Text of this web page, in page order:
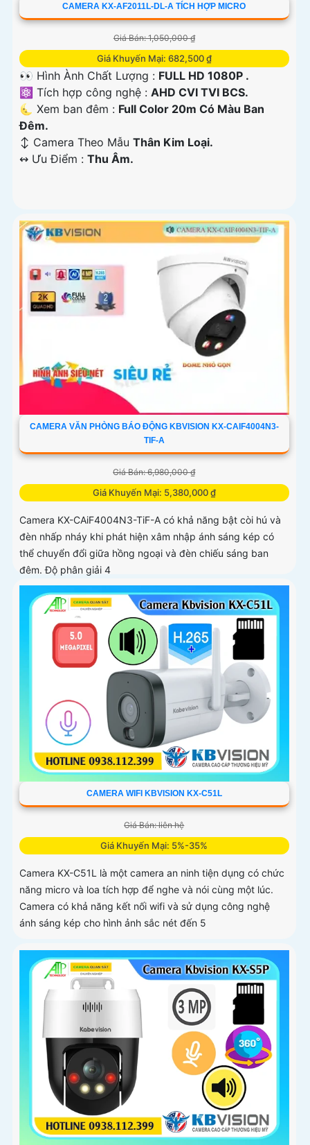
CAMERA KX-AF2011L-DL-A TÍCH HỢP MICRO
Giá Bán: 1,050,000 ₫
Giá Khuyến Mại: 682,500 ₫
👀 Hình Ành Chất Lượng : FULL HD 1080P .
⚛️ Tích hợp công nghệ : AHD CVI TVI BCS.
🌜 Xem ban đêm : Full Color 20m Có Màu Ban
Đêm.
↕️ Camera Theo Mẫu Thân Kim Loại.
️↭ Ưu Điểm : Thu Âm.
CAMERA VĂN PHÒNG BÁO ĐỘNG KBVISION KX-CAIF4004N3-
TIF-A
Giá Bán: 6,980,000 ₫
Giá Khuyến Mại: 5,380,000 ₫
Camera KX-CAiF4004N3-TiF-A có khả năng bật còi hú và
đèn nhấp nháy khi phát hiện xâm nhập ánh sáng kép có
thể chuyển đổi giữa hồng ngoại và đèn chiếu sáng ban
đêm. Độ phân giải 4
CAMERA WIFI KBVISION KX-C51L
Giá Bán: liên hệ
Giá Khuyến Mại: 5%-35%
Camera KX-C51L là một camera an ninh tiện dụng có chức
năng micro và loa tích hợp để nghe và nói cùng một lúc.
Camera có khả năng kết nối wifi và sử dụng công nghệ
ánh sáng kép cho hình ảnh sắc nét đến 5